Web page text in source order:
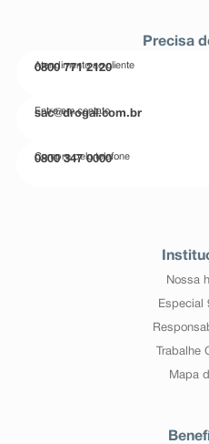
Precisa
Atendimento ao cliente
0800 771 2120
Entre em contato
sac@drogal.com.br
Compre pelo telefone
0800 347 0000
Nossa
Especial
Trabalhe
Mapa